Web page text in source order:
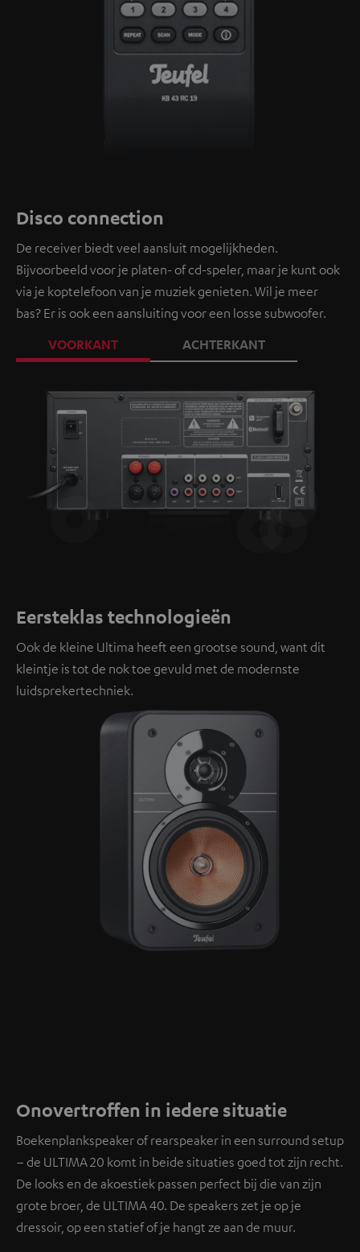
Disco connection
De receiver biedt veel aansluit mogelijkheden.
Bijvoorbeeld voor je platen- of cd-speler, maar je kunt ook
via je koptelefoon van je muziek genieten. Wil je meer
bas? Er is ook een aansluiting voor een losse subwoofer.
VOORKANT
ACHTERKANT
Eersteklas technologieën
Ook de kleine Ultima heeft een grootse sound, want dit
kleintje is tot de nok toe gevuld met de modernste
luidsprekertechniek.
Onovertroffen in iedere situatie
Boekenplankspeaker of rearspeaker in een surround setup
– de ULTIMA 20 komt in beide situaties goed tot zijn recht.
De looks en de akoestiek passen perfect bij die van zijn
grote broer, de ULTIMA 40. De speakers zet je op je
dressoir, op een statief of je hangt ze aan de muur.